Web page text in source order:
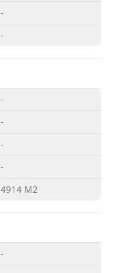
-
-
-
-
-
-
4914 M2
-